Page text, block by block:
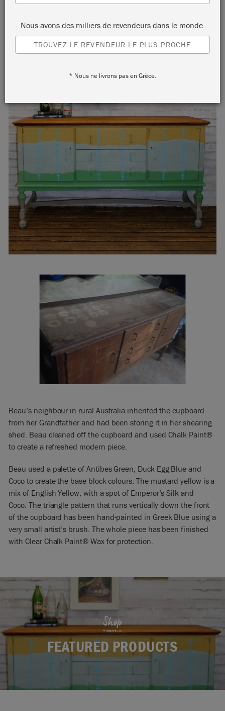
Beau’s neighbour in rural Australia inherited the cupboard
from her Grandfather and had been storing it in her shearing
shed. Beau cleaned off the cupboard and used Chalk Paint®
to create a refreshed modern piece.
Beau used a palette of Antibes Green, Duck Egg Blue and
Coco to create the base block colours. The mustard yellow is a
mix of English Yellow, with a spot of Emperor’s Silk and
Coco. The triangle pattern that runs vertically down the front
of the cupboard has been hand-painted in Greek Blue using a
very small artist’s brush. The whole piece has been finished
with Clear Chalk Paint® Wax for protection.
Shop
FEATURED PRODUCTS
Nous avons des milliers de revendeurs dans le monde.
TROUVEZ LE REVENDEUR LE PLUS PROCHE
* Nous ne livrons pas en Grèce.